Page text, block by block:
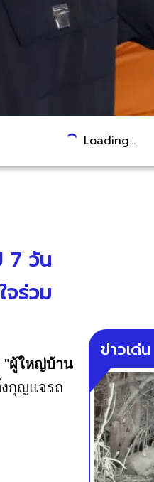
Loading...
7 วัน
ร่วม
"ผู้ใหญ่บ้าน
กุญแจรถ
ข่าวเด่น